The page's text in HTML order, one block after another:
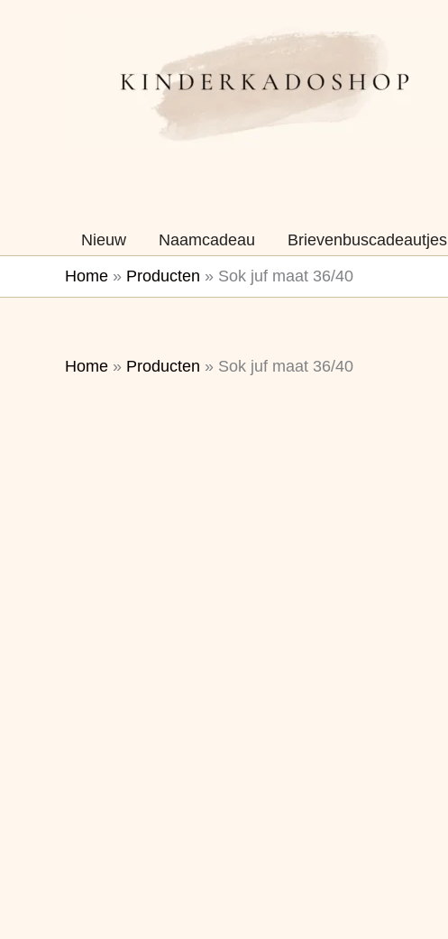
Nieuw Naamcadeau Brievenbuscadeautjes
Home » Producten » Sok juf maat 36/40
Home » Producten » Sok juf maat 36/40